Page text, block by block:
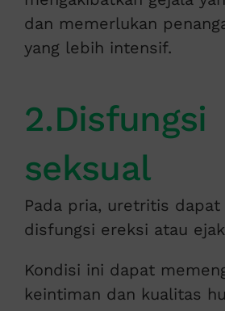
dan memerlukan
yang lebih intensif.
2.Disfungsi
seksual
Pada pria, uretritis dapat
disfungsi ereksi atau
Kondisi ini dapat
keintiman dan kualitas